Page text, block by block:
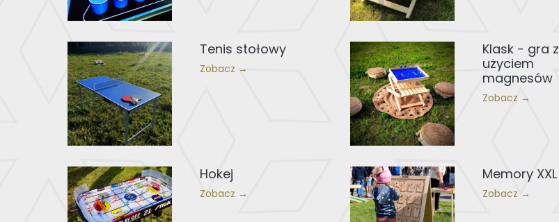
Tenis stołowy
Zobacz →
Klask - gra z
użyciem
magnesów
Zobacz →
Hokej
Zobacz →
Memory XXL
Zobacz →